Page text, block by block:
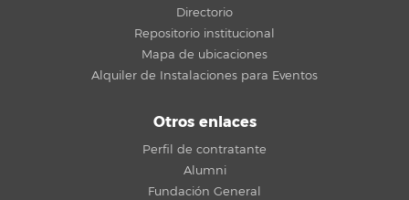
Directorio
Repositorio institucional
Mapa de ubicaciones
Alquiler de Instalaciones para Eventos
Otros enlaces
Perfil de contratante
Alumni
Fundación General